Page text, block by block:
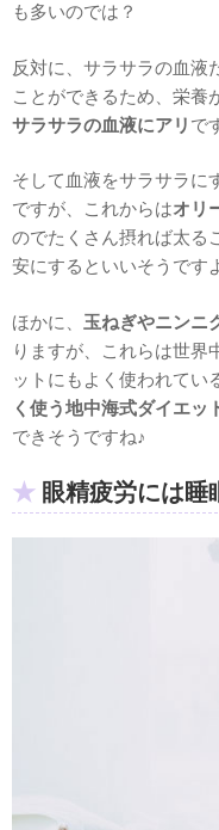
も多いのでは？
反対に、サラサラの血液
ことができるため、栄養
サラサラの血液にアリ で
そして血液をサラサラに
ですが、これからはオリ
のでたくさん摂れば太る
安にするといいそうです
ほかに、 玉ねぎやニンニ
りますが、これらは世界
ットにもよく使われてい
く使う地中海式ダイエッ
できそうですね♪
眼精疲労には睡